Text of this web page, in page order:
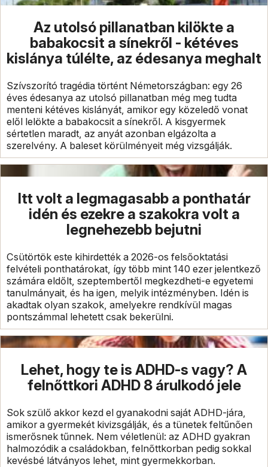
Az utolsó pillanatban kilökte a
babakocsit a sínekről - kétéves
kislánya túlélte, az édesanya meghalt
Szívszorító tragédia történt Németországban: egy 26
éves édesanya az utolsó pillanatban még meg tudta
menteni kétéves kislányát, amikor egy közeledő vonat
elől lelökte a babakocsit a sínekről. A kisgyermek
sértetlen maradt, az anyát azonban elgázolta a
szerelvény. A baleset körülményeit még vizsgálják.
Itt volt a legmagasabb a ponthatár
idén és ezekre a szakokra volt a
legnehezebb bejutni
Csütörtök este kihirdették a 2026-os felsőoktatási
felvételi ponthatárokat, így több mint 140 ezer jelentkező
számára eldőlt, szeptembertől megkezdheti-e egyetemi
tanulmányait, és ha igen, melyik intézményben. Idén is
akadtak olyan szakok, amelyekre rendkívül magas
pontszámmal lehetett csak bekerülni.
Lehet, hogy te is ADHD-s vagy? A
felnőttkori ADHD 8 árulkodó jele
Sok szülő akkor kezd el gyanakodni saját ADHD-jára,
amikor a gyermekét kivizsgálják, és a tünetek feltűnően
ismerősnek tűnnek. Nem véletlenül: az ADHD gyakran
halmozódik a családokban, felnőttkorban pedig sokkal
kevésbé látványos lehet, mint gyermekkorban.